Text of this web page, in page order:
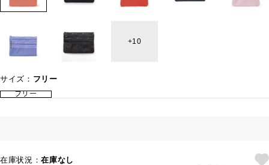
10
サイズ： フリー
フリー
在庫状況：在庫なし